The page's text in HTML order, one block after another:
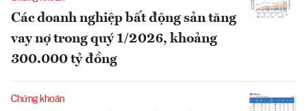
Các doanh nghiệp bất động sản tăng
vay nợ trong quý 1/2026, khoảng
300.000 tỷ đồng
Chứng khoán